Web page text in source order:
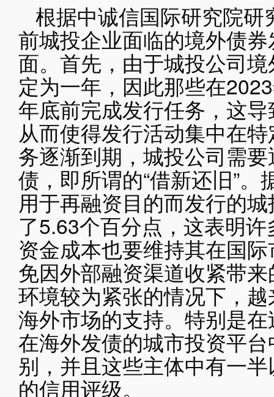
根据中诚信国际研究院
前城投企业面临的境外债
面。首先，由于城投公司
定为一年，因此那些在
年底前完成发行任务，这
从而使得发行活动集中在
务逐渐到期，城投公司需
债，即所谓的“借新还旧”
用于再融资目的而发行的
了5.63个百分点，这表明
资金成本也要维持其在国
免因外部融资渠道收紧带
环境较为紧张的情况下，
海外市场的支持。特别是
在海外发债的城市投资平
别，并且这些主体中有一
的信用评级。